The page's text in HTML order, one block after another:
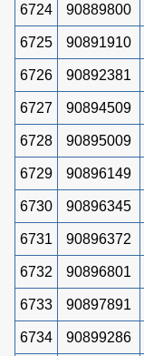
6724 90889800
6725 90891910
6726 90892381
6727 90894509
6728 90895009
6729 90896149
6730 90896345
6731 90896372
6732 90896801
6733 90897891
6734 90899286